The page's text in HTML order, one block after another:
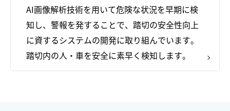
AI画像解析技術を用いて危険な状況を早期に検
知し、警報を発することで、踏切の安全性向上
に資するシステムの開発に取り組んでいます。
踏切内の人・車を安全に素早く検知します。